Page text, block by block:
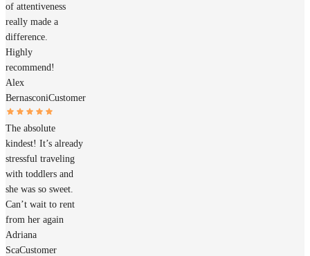
of attentiveness
really made a
difference.
Highly
recommend!
Alex
BernasconiCustomer
The absolute
kindest! It’s already
stressful traveling
with toddlers and
she was so sweet.
Can’t wait to rent
from her again
Adriana
ScaCustomer